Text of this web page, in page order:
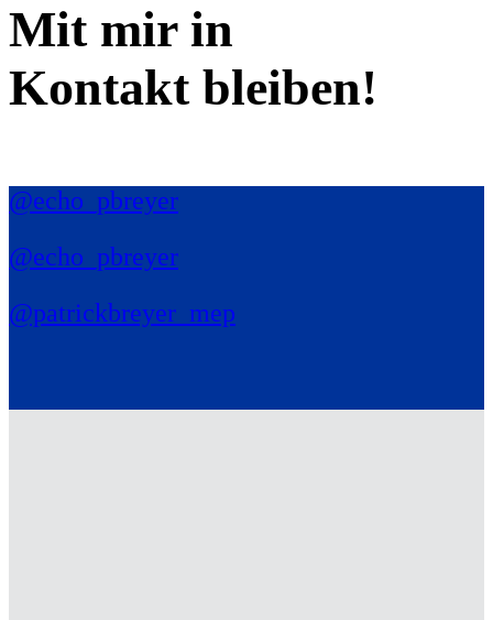
Mit mir in
Kontakt bleiben!
@echo_pbreyer
@echo_pbreyer
@patrickbreyer_mep